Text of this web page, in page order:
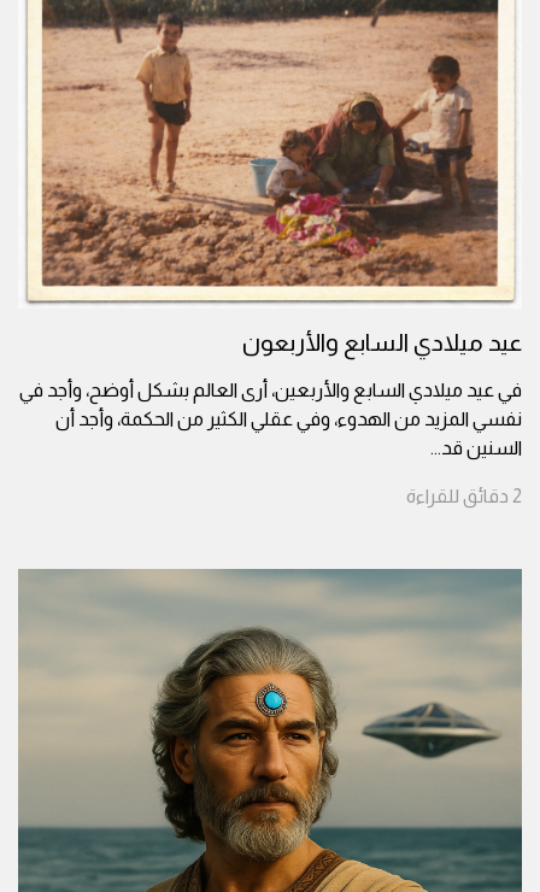
عيد ميلادي السابع والأربعون
في عيد ميلادي السابع والأربعين، أرى العالم بشكل أوضح، وأجد في
نفسي المزيد من الهدوء، وفي عقلي الكثير من الحكمة، وأجد أن
السنين قد...
2 دقائق للقراءة